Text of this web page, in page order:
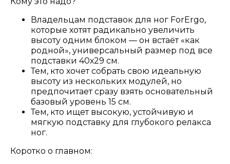
Владельцам подставок для ног ForErgo,
которые хотят радикально увеличить
высоту одним блоком — он встаёт «как
родной», универсальный размер под все
подставки 40х29 см.
Тем, кто хочет собрать свою идеальную
высоту из нескольких модулей, но
предпочитает сразу взять основательный
базовый уровень 15 см.
Тем, кто ищет высокую, устойчивую и
мягкую подставку для глубокого релакса
ног.
Коротко о главном: